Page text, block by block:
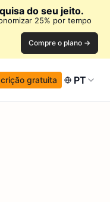
do seu jeito.
25% por tempo
Compre o plano →
gratuita PT